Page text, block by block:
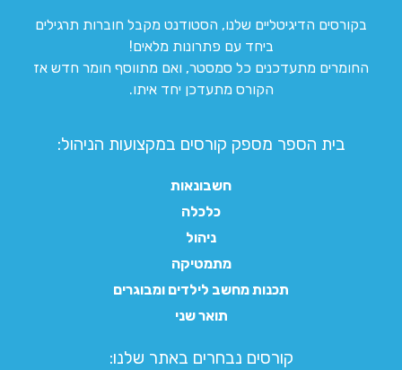
בקורסים הדיגיטליים שלנו, הסטודנט מקבל חוברות תרגילים
ביחד עם פתרונות מלאים!
החומרים מתעדכנים כל סמסטר, ואם מתווסף חומר חדש אז
הקורס מתעדכן יחד איתו.
בית הספר מספק קורסים במקצועות הניהול:
חשבונאות
כלכלה
ניהול
מתמטיקה
תכנות מחשב לילדים ומבוגרים
תואר שני
קורסים נבחרים באתר שלנו:​